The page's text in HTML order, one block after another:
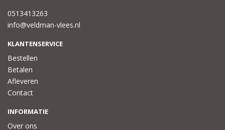
0513413263
info@veldman-vlees.nl
KLANTENSERVICE
Bestellen
Betalen
Afleveren
Contact
INFORMATIE
Over ons